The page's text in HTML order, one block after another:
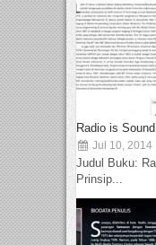
Radio is
Jul 10, 2014
Judul Buku:
Prinsip...